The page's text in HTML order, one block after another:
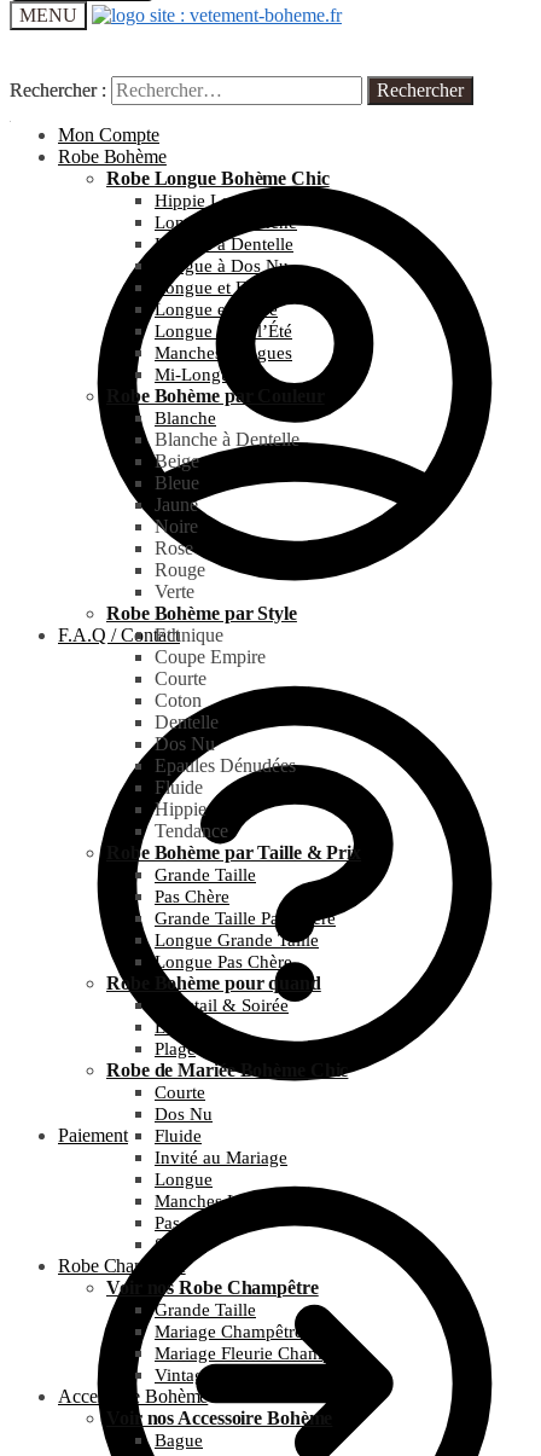
MENU
Rechercher :
Mon Compte
F.A.Q / Contact
Paiement
Rechercher :
Robe Bohème
Robe Longue Bohème Chic
Hippie Longue
Longue et Blanche
Longue à Dentelle
Longue à Dos Nu
Longue et Fleurie
Longue et Noire
Longue pour l’Été
Manches Longues
Mi-Longue
Robe Bohème par Couleur
Blanche
Blanche à Dentelle
Beige
Bleue
Jaune
Noire
Rose
Rouge
Verte
Robe Bohème par Style
Ethnique
Coupe Empire
Courte
Coton
Dentelle
Dos Nu
Epaules Dénudées
Fluide
Hippie
Tendance
Robe Bohème par Taille & Prix
Grande Taille
Pas Chère
Grande Taille Pas Chère
Longue Grande Taille
Longue Pas Chère
Robe Bohème pour quand
Cocktail & Soirée
Été
Plage
Robe de Mariée Bohème Chic
Courte
Dos Nu
Fluide
Invité au Mariage
Longue
Manches Longues
Pas Chère
Simple
Robe Champêtre
Voir nos Robe Champêtre
Grande Taille
Mariage Champêtre
Mariage Fleurie Champêtre
Vintage et Guinguette
Accessoire Bohème
Voir nos Accessoire Bohème
Bague